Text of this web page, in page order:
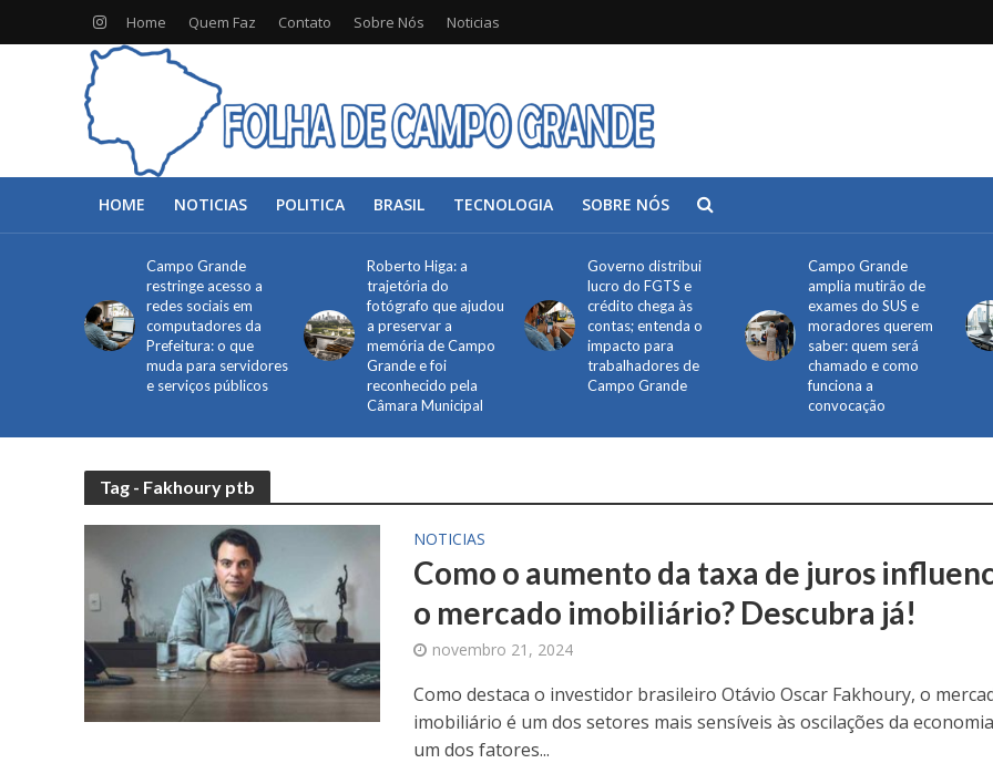
Home Quem Faz Contato Sobre Nós Noticias
HOME NOTICIAS POLITICA BRASIL TECNOLOGIA SOBRE NÓS
Campo Grande
restringe acesso a
redes sociais em
computadores da
Prefeitura: o que
muda para servidores
e serviços públicos
Roberto Higa: a
trajetória do
fotógrafo que ajudou
a preservar a
memória de Campo
Grande e foi
reconhecido pela
Câmara Municipal
Governo distribui
lucro do FGTS e
crédito chega às
contas; entenda o
impacto para
trabalhadores de
Campo Grande
Campo Grande
amplia mutirão de
exames do SUS e
moradores querem
saber: quem será
chamado e como
funciona a
convocação
Tag - Fakhoury ptb
NOTICIAS
Como o aumento da taxa de juros
o mercado imobiliário? Descubra já!
novembro 21, 2024
Como destaca o investidor brasileiro Otávio Oscar Fakhoury, o
imobiliário é um dos setores mais sensíveis às oscilações da
um dos fatores...